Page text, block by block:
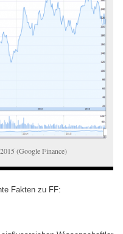
(Google Finance)
Fakten zu FF: